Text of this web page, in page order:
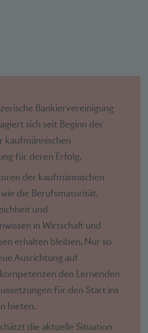
Bankiervereinigung
sich seit Beginn der
kaufmännischen
für deren Erfolg.
der kaufmännischen
wie die Berufsmaturität,
und
in Wirtschaft und
erhalten bleiben. Nur so
Ausrichtung auf
den Lernenden
für den Start ins
bieten.
die aktuelle Situation